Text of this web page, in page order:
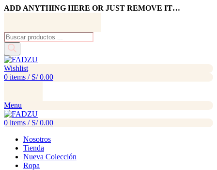
ADD ANYTHING HERE OR JUST REMOVE IT…
Búsqueda
de
productos
Wishlist
0 items / S/0.00
Menu
0 items / S/0.00
Nosotros
Tienda
Nueva Colección
Ropa